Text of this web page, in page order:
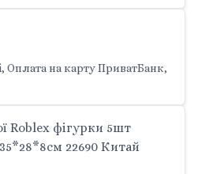
Оплата на карту ПриватБанк,
Roblex фігурки 5шт
22690 Китай